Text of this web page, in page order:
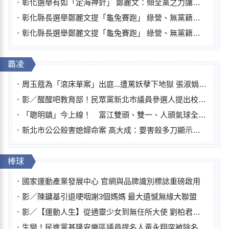
彰化選舉有如「定海神針」 鄭麗文：傾全黨之力讓彰化贏
彰化縣長選舉鄭麗文提「龜兔賽跑」 綠營、無黨籍忙否認是烏龜
彰化縣長選舉鄭麗文提「龜兔賽跑」 綠營、無黨籍忙否認是烏龜
霸凌
周玉蔻為「滾床單案」出庭...遭罵妖孽下地獄 張淑娟批：舌頭殺人有罪
影／醒醒吧教育部！民眾黨新北市議員參選人提出校園反毒防線升級政見
「聰明鎮」今上線！ 富江雙頭、雙一、人頭氣球全登場
新北市公公殺害媳婦命案 高大成：要害殺多刀顯示怨恨深
棒球
國家運動產業發展中心 官網與品牌識別標誌重磅啟用
影／陳鏞基引退哽咽謝3個媽媽 最大遺憾無緣大聯盟
影／【運動人生】從通靈少女到無任所大使 劉柏君女裁判人生國際發光
生變！民進黨基隆安樂區議員提名人黃永翔突被除名 將另提他人